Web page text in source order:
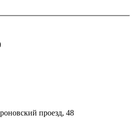
проезд, 48